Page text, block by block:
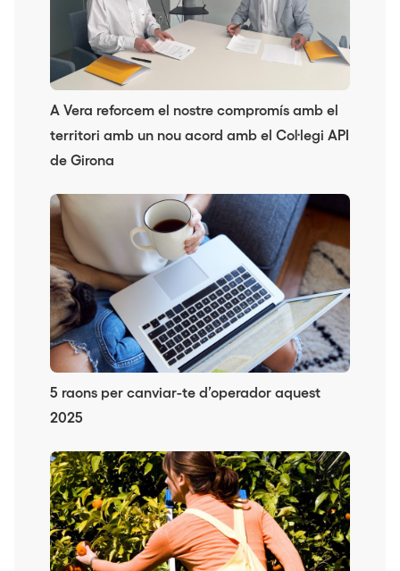
A Vera reforcem el nostre compromís amb el
territori amb un nou acord amb el Col·legi API
de Girona
5 raons per canviar-te d’operador aquest
2025